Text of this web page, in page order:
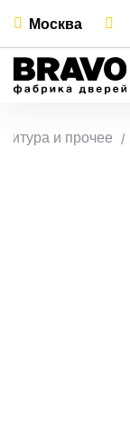
Москва
и прочее